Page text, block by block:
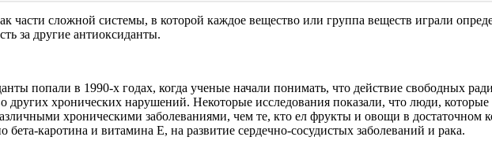
части сложной системы, в которой каждое вещество или группа веществ играли
за другие антиоксиданты.
попали в 1990-х годах, когда ученые начали понимать, что действие свободных
других хронических нарушений. Некоторые исследования показали, что люди,
хроническими заболеваниями, чем те, кто ел фрукты и овощи в достаточном
каротина и витамина Е, на развитие сердечно-сосудистых заболеваний и рака.